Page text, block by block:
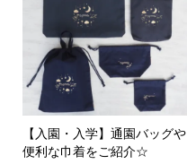
【入園・入学】通園バッグや
便利な巾着をご紹介☆